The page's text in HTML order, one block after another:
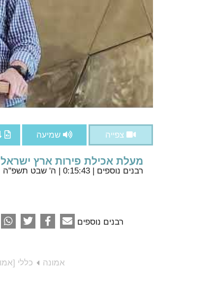
צפייה שמיעה
מעלת אכילת פירות ארץ
רבנים נוספים | 0:15:43 | ה' שבט תשפ"ה
רבנים נוספים
אמונה כללי